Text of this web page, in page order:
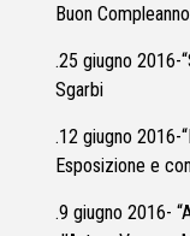
Buon
.25 giugno 2016-
Sgarbi
.12 giugno 2016-
Esposizione e
.9 giugno 2016-